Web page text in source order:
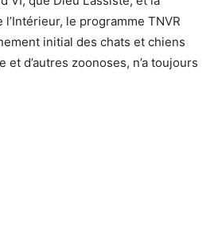
le programme TNVR
initial des chats et chiens
d’autres zoonoses, n’a toujours